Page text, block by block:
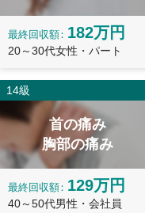
最終回収額 182万円
20～30代女性・パート
14級
首の痛み
胸部の痛み
最終回収額 129万円
40～50代男性・会社員